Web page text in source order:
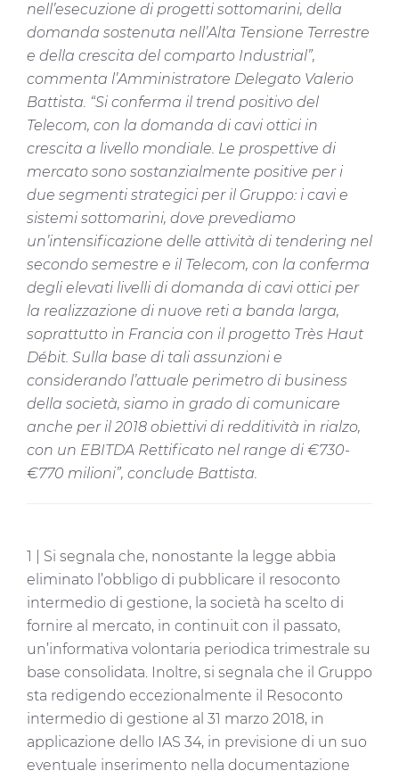
nell’esecuzione di progetti sottomarini, della
domanda sostenuta nell’Alta Tensione Terrestre
e della crescita del comparto Industrial”,
commenta l’Amministratore Delegato Valerio
Battista. “Si conferma il trend positivo del
Telecom, con la domanda di cavi ottici in
crescita a livello mondiale. Le prospettive di
mercato sono sostanzialmente positive per i
due segmenti strategici per il Gruppo: i cavi e
sistemi sottomarini, dove prevediamo
un’intensificazione delle attività di tendering nel
secondo semestre e il Telecom, con la conferma
degli elevati livelli di domanda di cavi ottici per
la realizzazione di nuove reti a banda larga,
soprattutto in Francia con il progetto Très Haut
Débit. Sulla base di tali assunzioni e
considerando l’attuale perimetro di business
della società, siamo in grado di comunicare
anche per il 2018 obiettivi di redditività in rialzo,
con un EBITDA Rettificato nel range di €730-
€770 milioni”, conclude Battista.
1 | Si segnala che, nonostante la legge abbia
eliminato l’obbligo di pubblicare il resoconto
intermedio di gestione, la società ha scelto di
fornire al mercato, in continuit con il passato,
un’informativa volontaria periodica trimestrale su
base consolidata. Inoltre, si segnala che il Gruppo
sta redigendo eccezionalmente il Resoconto
intermedio di gestione al 31 marzo 2018, in
applicazione dello IAS 34, in previsione di un suo
eventuale inserimento nella documentazione